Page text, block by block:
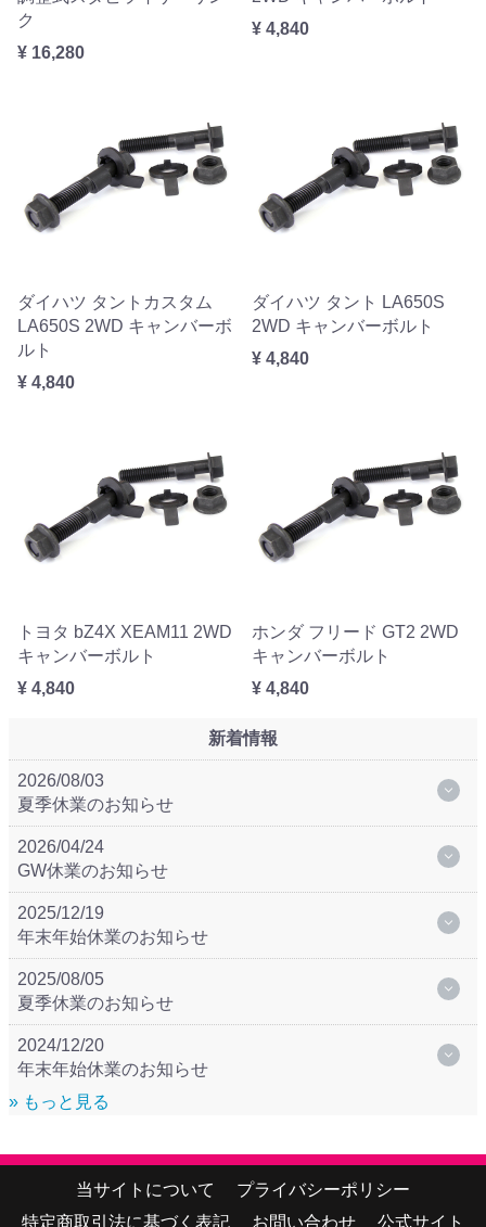
ク
¥ 16,280
¥ 4,840
ダイハツ タントカスタム
LA650S 2WD キャンバーボ
ルト
¥ 4,840
ダイハツ タント LA650S
2WD キャンバーボルト
¥ 4,840
トヨタ bZ4X XEAM11 2WD
キャンバーボルト
¥ 4,840
ホンダ フリード GT2 2WD
キャンバーボルト
¥ 4,840
新着情報
2026/08/03
夏季休業のお知らせ
2026/04/24
GW休業のお知らせ
2025/12/19
年末年始休業のお知らせ
2025/08/05
夏季休業のお知らせ
2024/12/20
年末年始休業のお知らせ
» もっと見る
当サイトについて
プライバシーポリシー
特定商取引法に基づく表記
お問い合わせ 公式サイト